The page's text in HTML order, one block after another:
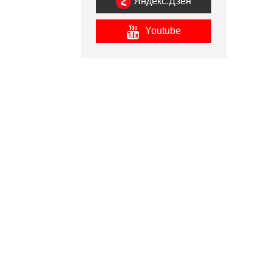
Youtube